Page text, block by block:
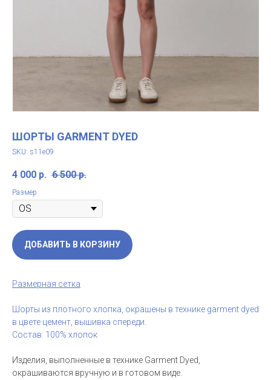
ШОРТЫ GARMENT DYED
SKU: s11e09
4 000 р. 6 500 р.
Размер
ДОБАВИТЬ В КОРЗИНУ
Размерная сетка
Шорты из плотного хлопка, окрашены в технике garment dyed
в цвете цемент, вышивка спереди.
Состав: 100% хлопок
Изделия, выполненные в технике Garment Dyed,
окрашиваются вручную и в готовом виде.